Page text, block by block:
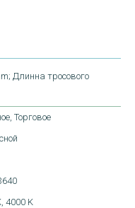
Длинна тросового
Торговое
4000 K